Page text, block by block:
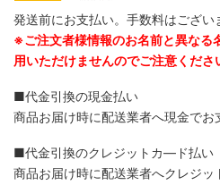
発送前にお支払い。手数料はござい
※ご注文者様情報のお名前と異なる
用いただけませんのでご注意くださ
■代金引換の現金払い
商品お届け時に配送業者へ現金でお
■代金引換のクレジットカ―ド払い
商品お届け時に配送業者へクレジッ